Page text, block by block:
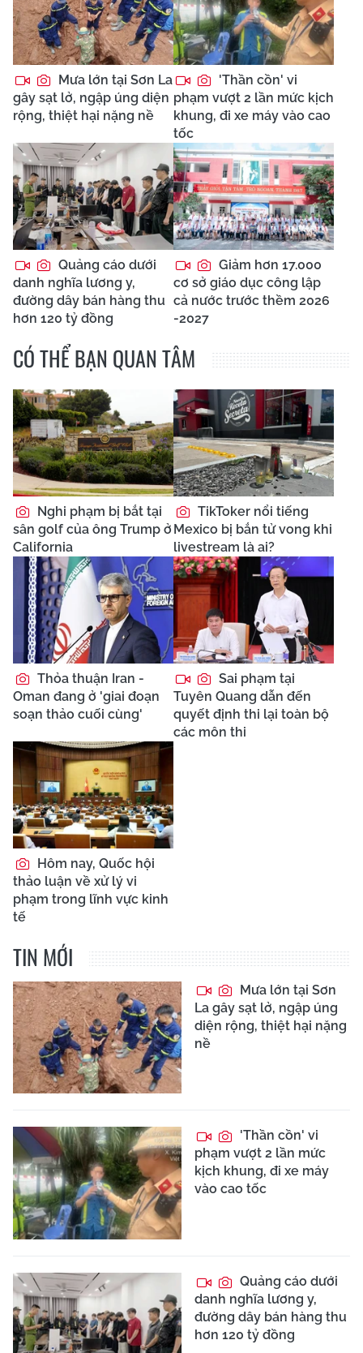
Mưa lớn tại Sơn La
gây sạt lở, ngập úng diện
rộng, thiệt hại nặng nề
'Thần cồn' vi
phạm vượt 2 lần mức kịch
khung, đi xe máy vào cao
tốc
Quảng cáo dưới
danh nghĩa lương y,
đường dây bán hàng thu
hơn 120 tỷ đồng
Giảm hơn 17.000
cơ sở giáo dục công lập
cả nước trước thềm 2026
-2027
CÓ THỂ BẠN QUAN TÂM
Nghi phạm bị bắt tại
sân golf của ông Trump ở
California
TikToker nổi tiếng
Mexico bị bắn tử vong khi
livestream là ai?
Thỏa thuận Iran -
Oman đang ở 'giai đoạn
soạn thảo cuối cùng'
Sai phạm tại
Tuyên Quang dẫn đến
quyết định thi lại toàn bộ
các môn thi
Hôm nay, Quốc hội
thảo luận về xử lý vi
phạm trong lĩnh vực kinh
tế
TIN MỚI
Mưa lớn tại Sơn
La gây sạt lở, ngập úng
diện rộng, thiệt hại nặng
nề
'Thần cồn' vi
phạm vượt 2 lần mức
kịch khung, đi xe máy
vào cao tốc
Quảng cáo dưới
danh nghĩa lương y,
đường dây bán hàng thu
hơn 120 tỷ đồng